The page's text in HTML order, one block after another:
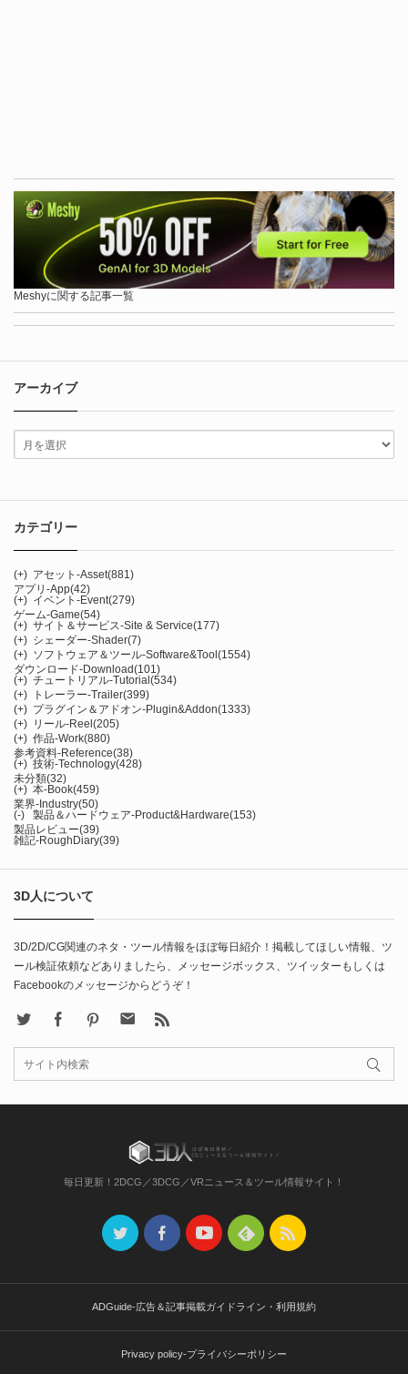
Meshyに関する記事一覧
アーカイブ
カテゴリー
(+) アセット-Asset(881)
アプリ-App(42)
(+) イベント-Event(279)
ゲーム-Game(54)
(+) サイト＆サービス-Site & Service(177)
(+) シェーダー-Shader(7)
(+) ソフトウェア＆ツール-Software&Tool (1554)
ダウンロード-Download(101)
(+) チュートリアル-Tutorial (534)
(+)
トレーラー-Trailer(399)
(+) プラグイン＆アドオン-Plugin&Addon(1333)
(+) リール-Reel (205)
(+) 作品-Work(880)
参考資料-Reference(38)
(+) 技術-Technology(428)
未分類(32)
(+) 本-Book(459)
業界-Industry(50)
(-)
製品＆ハードウェア-Product&Hardware(153)
製品レビュー(39)
雑記-RoughDiary(39)
3D人について
3D/2D/CG関連のネタ・ツール情報をほぼ毎日紹介！掲載してほしい情報、ツ
ール検証依頼などありましたら、メッセージボックス、ツイッターもしくは
Facebookのメッセージからどうぞ！
FacebookPinterest Contact
毎日更新！2DCG／3DCG／VRニュース＆ツール情報サイト！
ADGuide-広告＆記事掲載ガイドライン・利用規約
Privacy policy-プライバシーポリシー